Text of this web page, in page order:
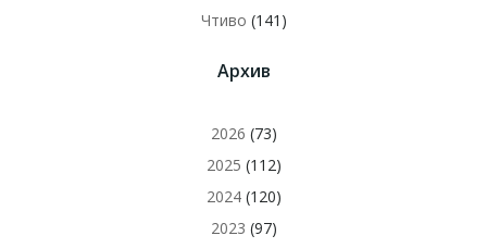
Чтиво (141)
Архив
2026 (73)
2025 (112)
2024(120)
2023 (97)